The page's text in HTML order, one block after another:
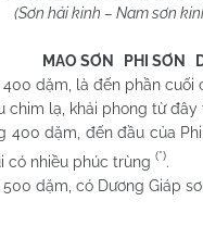
– Namsơn
MAO SƠN PHI SƠN
dặm, là đến phần cuối
chim lạ, khải phong từ đây
dặm, đến đầu của Phi
có nhiều phúc trùng (*).
dặm, có Dương Giáp